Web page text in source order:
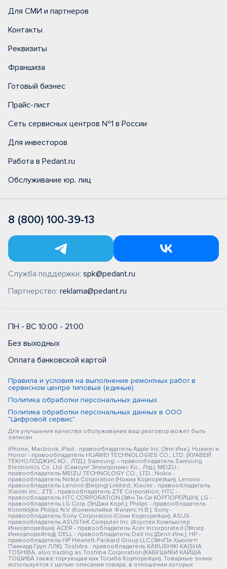
Для СМИ и партнеров
Контакты
Реквизиты
Франшиза
Готовый бизнес
Прайс-лист
Сеть сервисных центров №1 в России
Для инвесторов
Работа в Pedant.ru
Обслуживание юр. лиц
8 (800) 100-39-13
Служба поддержки: spk@pedant.ru
Партнерство: reklama@pedant.ru
ПН - ВС 10:00 - 21:00
Без выходных
Оплата банковской картой
Правила и условия на выполнение ремонтных работ в
сервисном центре типовые (единые)
Политика обработки персональных данных
Политика обработки персональных данных в ООО
"Цифровой сервис"
Для улучшения качества обслуживания ваш разговор может быть
записан
iPhone, Macbook, iPad - правообладатель Apple Inc. (Эпл Инк.); Huawei и
Honor - правообладатель HUAWEI TECHNOLOGIES CO., LTD. (ХУАВЕЙ
ТЕКНОЛОДЖИС КО., ЛТД.); Samsung – правообладатель Samsung
Electronics Co. Ltd. (Самсунг Электроникс Ко., Лтд.); MEIZU -
правообладатель MEIZU TECHNOLOGY CO., LTD.; Nokia -
правообладатель Nokia Corporation (Нокиа Корпорейшн); Lenovo -
правообладатель Lenovo (Beijing) Limited; Xiaomi - правообладатель
Xiaomi Inc.; ZTE - правообладатель ZTE Corporation; HTC -
правообладатель HTC CORPORATION (Эйч-Ти-Си КОРПОРЕЙШН); LG -
правообладатель LG Corp. (ЭлДжи Корп.); Philips - правообладатель
Koninklijke Philips N.V. (Конинклийке Филипс Н.В.); Sony -
правообладатель Sony Corporation (Сони Корпорейшн); ASUS -
правообладатель ASUSTeK Computer Inc. (Асустек Компьютер
Инкорпорейшн); ACER - правообладатель Acer Incorporated (Эйсер
Инкорпорейтед); DELL - правообладатель Dell Inc.(Делл Инк.); HP -
правообладатель HP Hewlett-Packard Group LLC (ЭйчПи Хьюлетт
Паккард Груп ЛЛК); Toshiba - правообладатель KABUSHIKI KAISHA
TOSHIBA, also trading as Toshiba Corporation (КАБУШИКИ КАЙША
ТОШИБА также торгующая как Тосиба Корпорейшн). Товарные знаки
используется с целью описания товара, в отношении которых